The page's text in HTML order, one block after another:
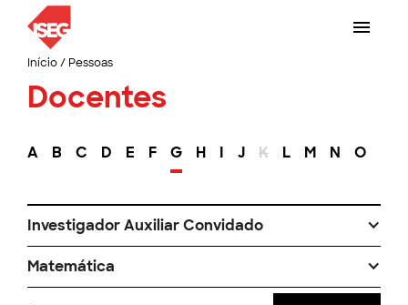
Início/ Pessoas
Docentes
A B C D E F G H I J K L M N O
Investigador Auxiliar Convidado
Matemática